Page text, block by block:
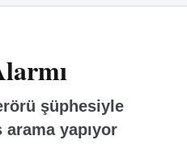
şüphesiyle
arama yapıyor